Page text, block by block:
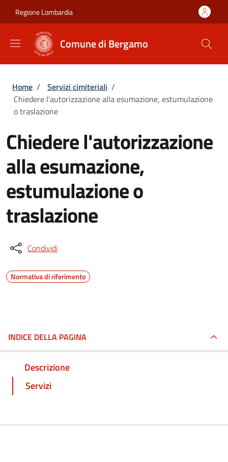
Regione Lombardia
Comune di Bergamo
Briciole di pane
Home / Servizi cimiteriali /
Chiedere l'autorizzazione alla esumazione, estumulazione
o traslazione
Chiedere l'autorizzazione
alla esumazione,
estumulazione o
traslazione
Condividi
Normativa di riferimento
INDICE DELLA PAGINA
Descrizione
Servizi